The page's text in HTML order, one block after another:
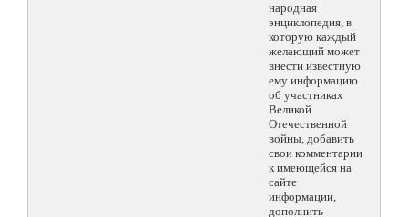
народная
энциклопедия, в
которую каждый
желающий может
внести известную
ему информацию
об участниках
Великой
Отечественной
войны, добавить
свои комментарии
к имеющейся на
сайте
информации,
дополнить